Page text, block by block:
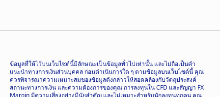
ข้อมูลที่ให้ไว้บนเว็บไซต์นี้มีลักษณะเป็นข้อมูลทั่วไปเท่านั้น และไม่ถือเป็นคำ
แนะนำทางการเงินส่วนบุคคล ก่อนดำเนินการใด ๆ ตามข้อมูลบนเว็บไซต์นี้ คุณ
ควรพิจารณาความเหมาะสมของข้อมูลดังกล่าวให้สอดคล้องกับวัตถุประสงค์
สถานะทางการเงิน และความต้องการของคุณ การลงทุนใน CFD และสัญญา FX
Margin มีความเสี่ยงอย่างมีนัยสำคัญ และไม่เหมาะสำหรับนักลงทุนทุกคน คุณ